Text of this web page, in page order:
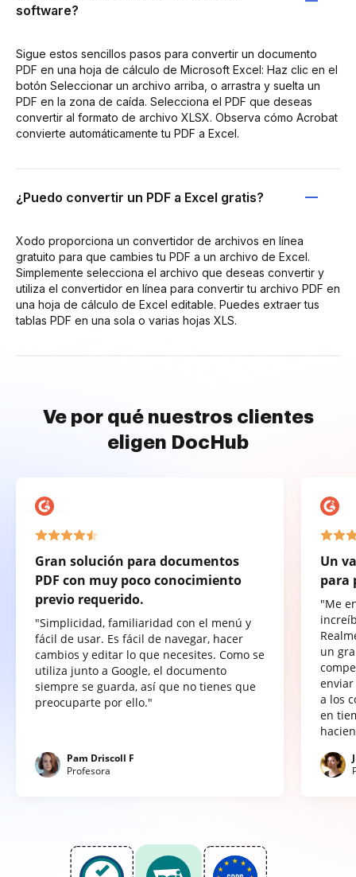
software?
Sigue estos sencillos pasos para convertir un documento
PDF en una hoja de cálculo de Microsoft Excel: Haz clic en el
botón Seleccionar un archivo arriba, o arrastra y suelta un
PDF en la zona de caída. Selecciona el PDF que deseas
convertir al formato de archivo XLSX. Observa cómo Acrobat
convierte automáticamente tu PDF a Excel.
¿Puedo convertir un PDF a Excel gratis?
Xodo proporciona un convertidor de archivos en línea
gratuito para que cambies tu PDF a un archivo de Excel.
Simplemente selecciona el archivo que deseas convertir y
utiliza el convertidor en línea para convertir tu archivo PDF en
una hoja de cálculo de Excel editable. Puedes extraer tus
tablas PDF en una sola o varias hojas XLS.
Ve por qué nuestros clientes
eligen DocHub
Gran solución para documentos
PDF con muy poco conocimiento
previo requerido.
"Simplicidad, familiaridad con el menú y
fácil de usar. Es fácil de navegar, hacer
cambios y editar lo que necesites. Como se
utiliza junto a Google, el documento
siempre se guarda, así que no tienes que
preocuparte por ello."
Pam Driscoll F
Profesora
Un
para
"Me
un
a los
en